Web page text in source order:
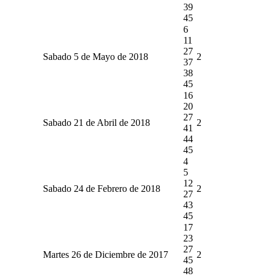
39
45
Sabado 5 de Mayo de 2018
6
11
27
37
38
45
2
Sabado 21 de Abril de 2018
16
20
27
41
44
45
2
Sabado 24 de Febrero de 2018
4
5
12
27
43
45
2
Martes 26 de Diciembre de 2017
17
23
27
45
48
2